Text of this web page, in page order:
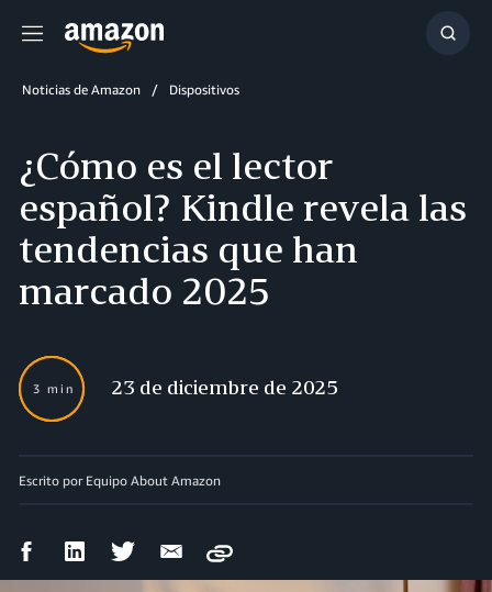
Menú
Noticias de Amazon Dispositivos
¿Cómo es el lector
español? Kindle revela las
tendencias que han
marcado 2025
3 min 23 de diciembre de 2025
Escrito por Equipo About Amazon
CompartirCompartirCompartirCompartir
Copy